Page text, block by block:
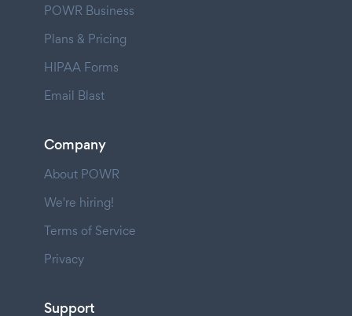
POWR Business
Plans & Pricing
HIPAA Forms
Email Blast
Company
About POWR
We're hiring!
Terms of Service
Privacy
Support